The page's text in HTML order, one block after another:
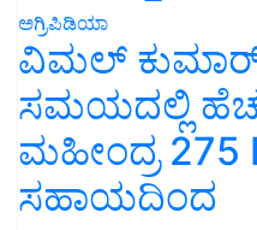
ಅಗ್ರಿಪಿಡಿಯಾ
ವಿಮಲ್
ಸಮಯದಲ್ಲಿ
ಮಹೀಂದ್ರ 275
ಸಹಾಯದಿಂದ